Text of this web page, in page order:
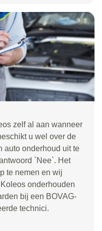
zelf al aan wanneer
u wel over de
auto onderhoud uit te
`Nee`. Het
te nemen en wij
onderhouden
bij een BOVAG-
technici.